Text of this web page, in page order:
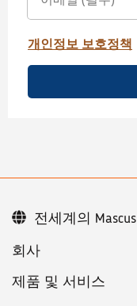
개인정보 보호정책
회사
제품 및 서비스
전세계의 Mascus